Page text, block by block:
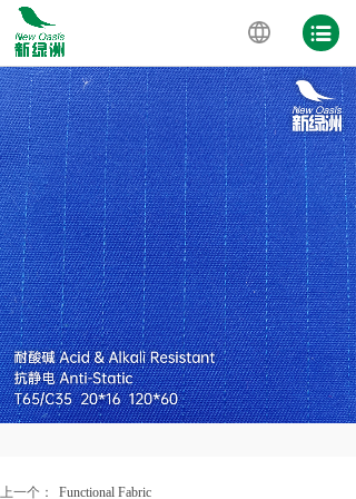
上一个： Functional Fabric